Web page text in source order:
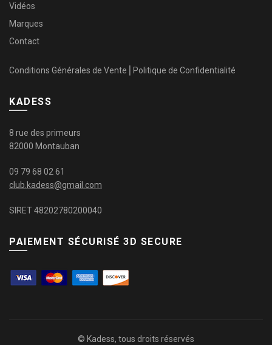
Vidéos
Marques
Contact
Conditions Générales de Vente Politique de Confidentialité
KADESS
8 rue des primeurs
82000 Montauban
09 79 68 02 61
club.kadess@gmail.com
SIRET 48202780200040
PAIEMENT SÉCURISÉ 3D SECURE
© Kadess, tous droits réservés